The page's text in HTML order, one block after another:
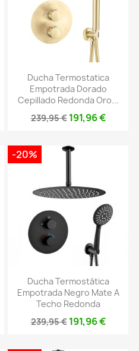
Ducha Termostatica
Empotrada Dorado
Cepillado Redonda Oro...
239,95 € 191,96 €
Ducha Termostática
Empotrada Negro Mate A
Techo Redonda
239,95 € 191,96 €
-20%